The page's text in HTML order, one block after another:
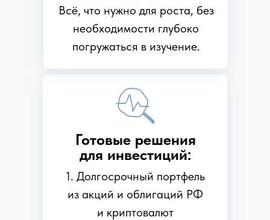
Готовые решения
для инвестиций:
1. Долгосрочный портфель
из акций и облигаций РФ
и криптовалют
Всё, что нужно для роста, без
необходимости глубоко
погружаться в изучение.